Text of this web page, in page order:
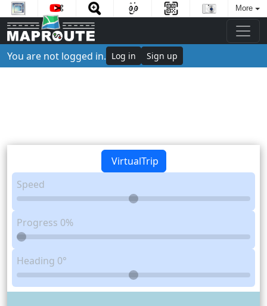
More
You are not logged in. Log in Sign up
VirtualTrip
Speed
Progress 0%
Heading 0°